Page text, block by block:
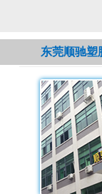
东莞顺驰塑